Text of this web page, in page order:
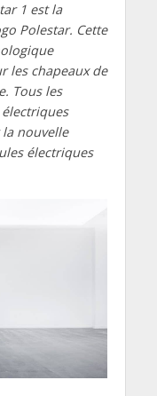
1 est la
Polestar. Cette
les chapeaux de
Tous les
nouvelle
électriques